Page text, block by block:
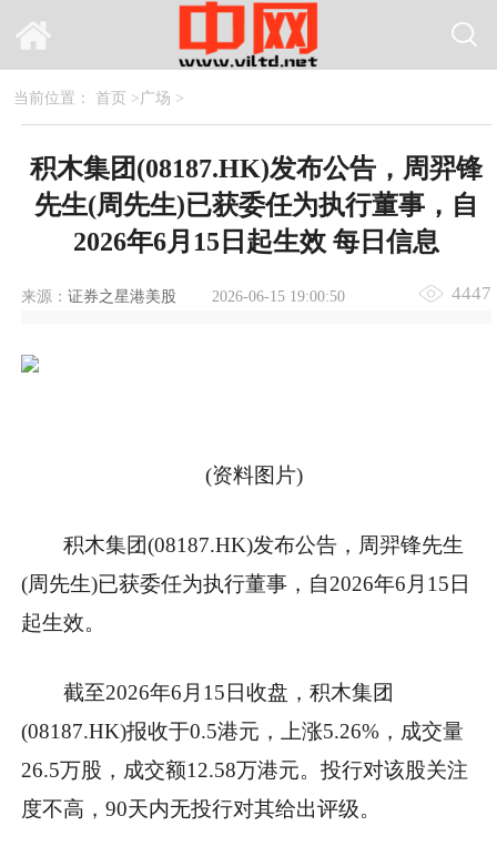
当前位置： 首页 >广场 >
积木集团(08187.HK)发布公告，周羿锋
先生(周先生)已获委任为执行董事，自
2026年6月15日起生效 每日信息
来源： 证券之星港美股 2026-06-15 19:00:50 4447
(资料图片)
积木集团(08187.HK)发布公告，周羿锋先生
(周先生)已获委任为执行董事，自2026年6月15日
起生效。
截至2026年6月15日收盘，积木集团
(08187.HK)报收于0.5港元，上涨5.26%，成交量
26.5万股，成交额12.58万港元。投行对该股关注
度不高，90天内无投行对其给出评级。